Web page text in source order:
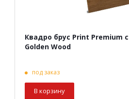
Квадро брус Print Premium
Golden Wood
под заказ
В корзину